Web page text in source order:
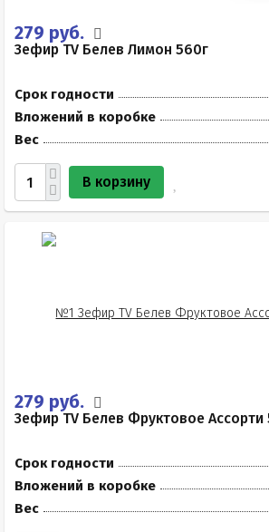
279 руб.
Зефир TV Белев Лимон 560г
Срок годности
Вложений в коробке
Вес
В корзину
279 руб.
Зефир TV Белев Фруктовое Ассорти
Срок годности
Вложений в коробке
Вес